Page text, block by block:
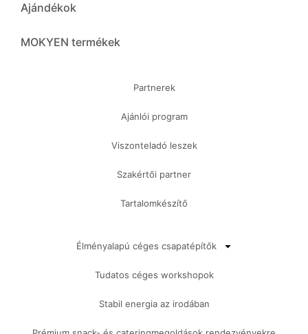
Ajándékok
MOKYEN termékek
Partnerek
Ajánlói program
Viszonteladó leszek
Szakértői partner
Tartalomkészítő
Élményalapú céges csapatépítők
Tudatos céges workshopok
Stabil energia az irodában